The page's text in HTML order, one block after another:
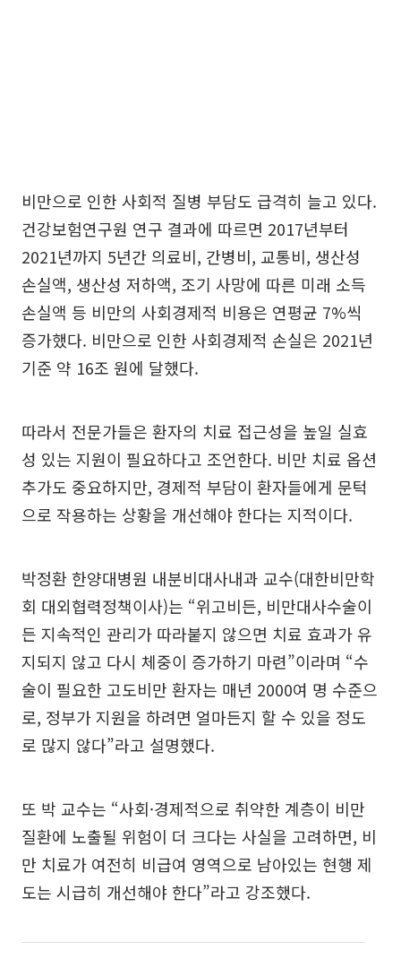
비만으로 인한 사회적 질병 부담도 급격히 늘고 있다.
건강보험연구원 연구 결과에 따르면 2017년부터
2021년까지 5년간 의료비, 간병비, 교통비, 생산성
손실액, 생산성 저하액, 조기 사망에 따른 미래 소득
손실액 등 비만의 사회경제적 비용은 연평균 7%씩
증가했다. 비만으로 인한 사회경제적 손실은 2021년
기준 약 16조 원에 달했다.
따라서 전문가들은 환자의 치료 접근성을 높일 실효
성 있는 지원이 필요하다고 조언한다. 비만 치료 옵션
추가도 중요하지만, 경제적 부담이 환자들에게 문턱
으로 작용하는 상황을 개선해야 한다는 지적이다.
박정환 한양대병원 내분비대사내과 교수(대한비만학
회 대외협력정책이사)는 “위고비든, 비만대사수술이
든 지속적인 관리가 따라붙지 않으면 치료 효과가 유
지되지 않고 다시 체중이 증가하기 마련”이라며 “수
술이 필요한 고도비만 환자는 매년 2000여 명 수준으
로, 정부가 지원을 하려면 얼마든지 할 수 있을 정도
로 많지 않다”라고 설명했다.
또 박 교수는 “사회·경제적으로 취약한 계층이 비만
질환에 노출될 위험이 더 크다는 사실을 고려하면, 비
만 치료가 여전히 비급여 영역으로 남아있는 현행 제
도는 시급히 개선해야 한다”라고 강조했다.